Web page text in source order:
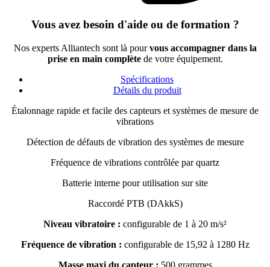
Vous avez besoin d'aide ou de formation ?
Nos experts Alliantech sont là pourvous accompagner dans la
prise en main complètede votre équipement.
Spécifications
Détails du produit
Étalonnage rapide et facile des capteurs et systèmes de mesure de
vibrations
Détection de défauts de vibration des systèmes de mesure
Fréquence de vibrations contrôlée par quartz
Batterie interne pour utilisation sur site
Raccordé PTB (DAkkS)
Niveau vibratoire : configurable de 1 à 20 m/s²
Fréquence de vibration : configurable de 15,92 à 1280 Hz
Masse maxi du capteur : 500 grammes